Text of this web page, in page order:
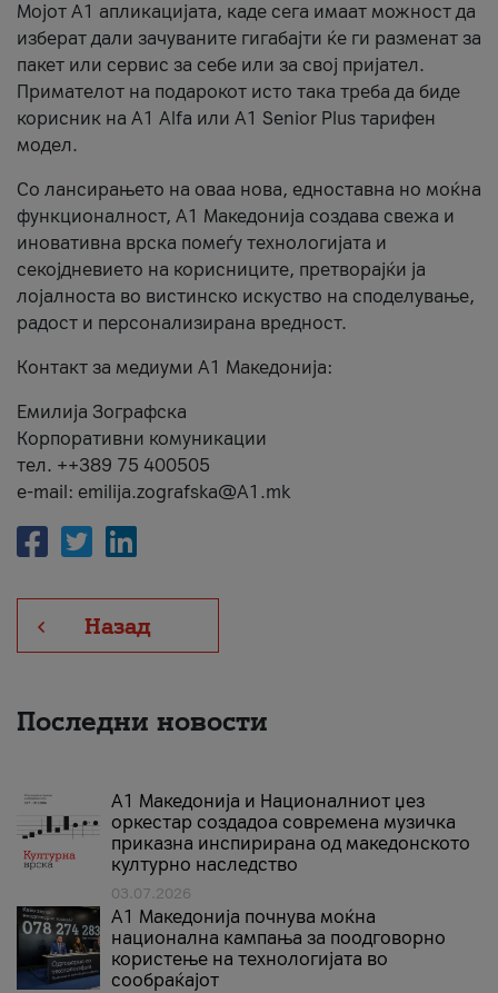
Мојот А1 апликацијата, каде сега имаат можност да
изберат дали зачуваните гигабајти ќе ги разменат за
пакет или сервис за себе или за свој пријател.
Примателот на подарокот исто така треба да биде
корисник на А1 Alfa или A1 Senior Plus тарифен
модел.
Со лансирањето на оваа нова, едноставна но моќна
функционалност, А1 Македонија создава свежа и
иновативна врска помеѓу технологијата и
секојдневието на корисниците, претворајќи ја
лојалноста во вистинско искуство на споделување,
радост и персонализирана вредност.
Контакт за медиуми А1 Македонија:
Емилија Зографска
Корпоративни комуникации
тел. ++389 75 400505
e-mail: emilija.zografska@A1.mk
Назад
Последни новости
А1 Македонија и Националниот џез
оркестар создадоа современа музичка
приказна инспирирана од македонското
културно наследство
03.07.2026
A1 Македонија почнува моќна
национална кампања за поодговорно
користење на технологијата во
сообраќајот